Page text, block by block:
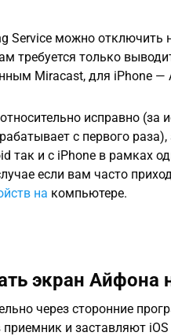
Service можно отключить
требуется только
Miracast, для iPhone —
исправно (за
с первого
так и с iPhone в рамках
если вам часто
на компьютере.
экран Айфона
через сторонние
и заставляют